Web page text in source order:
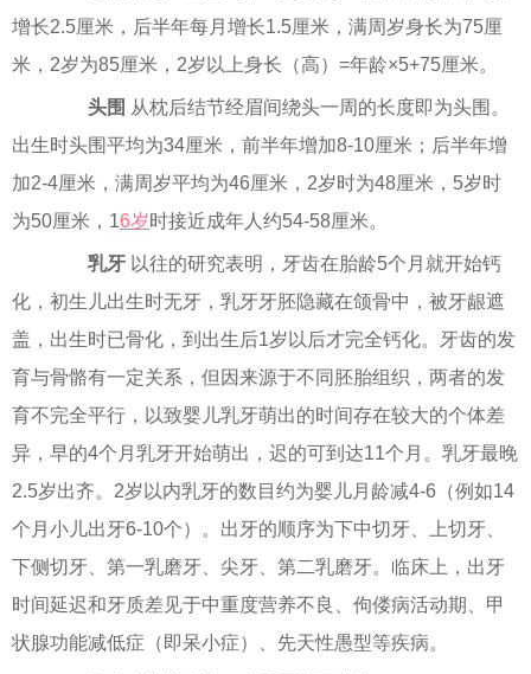
增长2.5厘米，后半年每月增长1.5厘米，满周岁身长为75厘
米，2岁为85厘米，2岁以上身长（高）=年龄×5+75厘米。
头围 从枕后结节经眉间绕头一周的长度即为头围。
出生时头围平均为34厘米，前半年增加8-10厘米；后半年增
加2-4厘米，满周岁平均为46厘米，2岁时为48厘米，5岁时
为50厘米，16岁时接近成年人约54-58厘米。
乳牙 以往的研究表明，牙齿在胎龄5个月就开始钙
化，初生儿出生时无牙，乳牙牙胚隐藏在颌骨中，被牙龈遮
盖，出生时已骨化，到出生后1岁以后才完全钙化。牙齿的发
育与骨骼有一定关系，但因来源于不同胚胎组织，两者的发
育不完全平行，以致婴儿乳牙萌出的时间存在较大的个体差
异，早的4个月乳牙开始萌出，迟的可到达11个月。乳牙最晚
2.5岁出齐。2岁以内乳牙的数目约为婴儿月龄减4-6（例如14
个月小儿出牙6-10个）。出牙的顺序为下中切牙、上切牙、
下侧切牙、第一乳磨牙、尖牙、第二乳磨牙。临床上，出牙
时间延迟和牙质差见于中重度营养不良、佝偻病活动期、甲
状腺功能减低症（即呆小症）、先天性愚型等疾病。